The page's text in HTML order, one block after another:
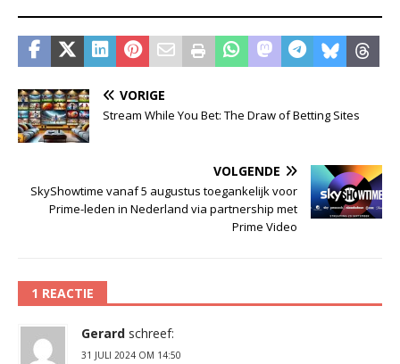
VORIGE
Stream While You Bet: The Draw of Betting Sites
VOLGENDE
SkyShowtime vanaf 5 augustus toegankelijk voor
Prime-leden in Nederland via partnership met
Prime Video
1 REACTIE
Gerard schreef:
31 JULI 2024 OM 14:50